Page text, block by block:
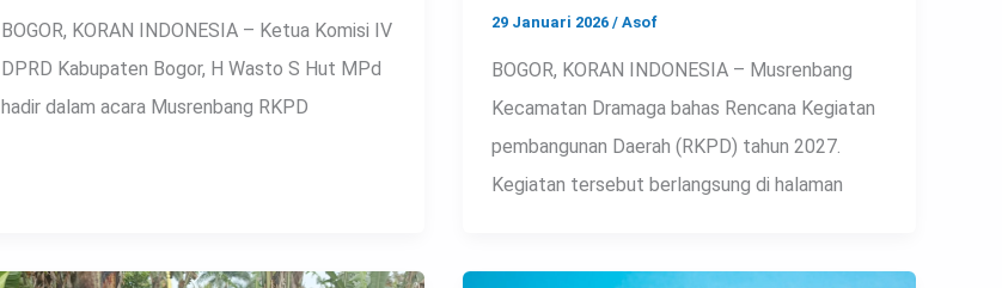
BOGOR, KORAN INDONESIA – Ketua Komisi IV
DPRD Kabupaten Bogor, H Wasto S Hut MPd
hadir dalam acara Musrenbang RKPD
29 Januari 2026/Asof
BOGOR, KORAN INDONESIA – Musrenbang
Kecamatan Dramaga bahas Rencana Kegiatan
pembangunan Daerah (RKPD) tahun 2027.
Kegiatan tersebut berlangsung di halaman